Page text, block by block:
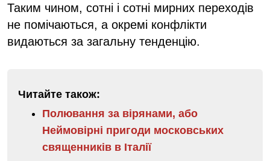
Таким чином, сотні і сотні мирних переходів
не помічаються, а окремі конфлікти
видаються за загальну тенденцію.
Читайте також:
Полювання за вірянами, або
Неймовірні пригоди московських
священників в Італії